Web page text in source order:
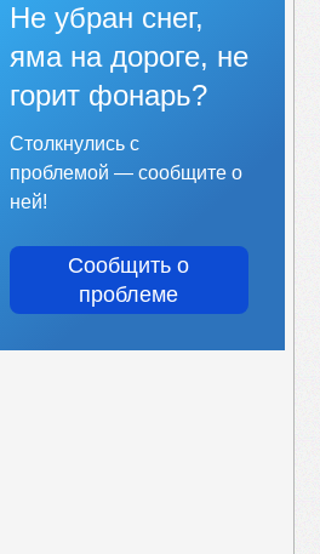
Не убран снег,
яма на дороге, не
горит фонарь?
Столкнулись с
проблемой — сообщите о
ней!
Сообщить о
проблеме